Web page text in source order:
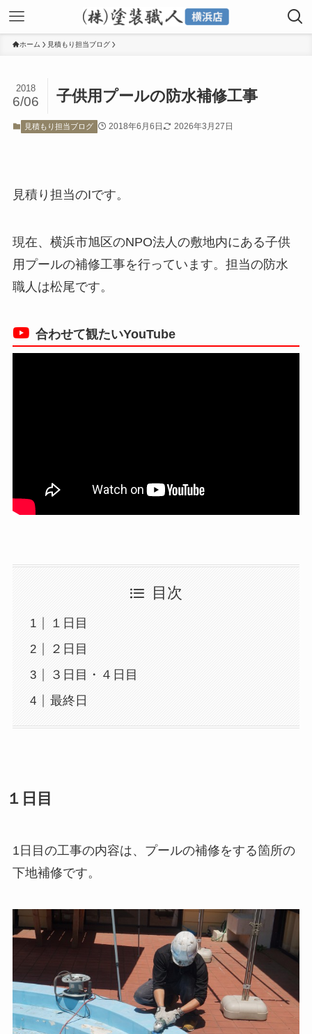
ホーム 見積もり担当ブログ
子供用プールの防水補修工事
2018
6/06
見積もり担当ブログ 2018年6月6日 2026年3月27日
見積り担当のIです。
現在、横浜市旭区のNPO法人の敷地内にある子供
用プールの補修工事を行っています。担当の防水
職人は松尾です。
合わせて観たいYouTube
目次
１日目
２日目
３日目・４日目
最終日
１日目
1日目の工事の内容は、プールの補修をする箇所の
下地補修です。